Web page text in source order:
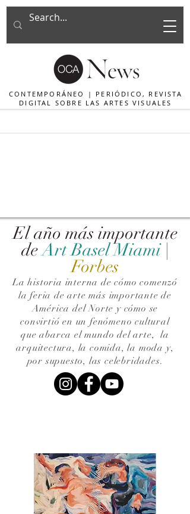
CONTEMPORÁNEO | PERIÓDICO, REVISTA
DIGITAL SOBRE LAS ARTES VISUALES
El año más importante
de Art Basel Miami |
Forbes
La historia interna de cómo comenzó
la feria de arte más importante de
América del Norte y cómo se
convirtió en un fenómeno cultural
que abarca el mundo del arte,la
arquitectura, la comida, la moda y,
por supuesto, las celebridades.